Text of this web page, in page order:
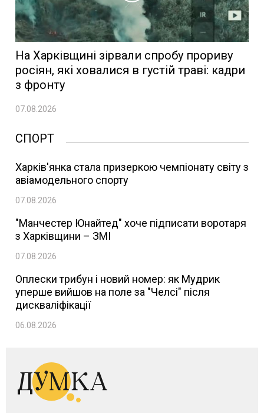
На Харківщині зірвали спробу прориву
росіян, які ховалися в густій траві: кадри
з фронту
07.08.2026
СПОРТ
Харків'янка стала призеркою чемпіонату світу з
авіамодельного спорту
07.08.2026
"Манчестер Юнайтед" хоче підписати воротаря
з Харківщини – ЗМІ
07.08.2026
Оплески трибун і новий номер: як Мудрик
уперше вийшов на поле за "Челсі" після
дискваліфікації
06.08.2026